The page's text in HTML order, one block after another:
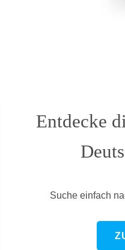
Entdecke
Suche einfach